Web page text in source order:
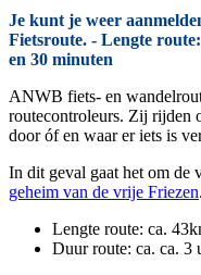
Je kunt je weer
Fietsroute. - Lengte
en 30 minuten
ANWB fiets- en
routecontroleurs. Zij rijden
door óf en waar er iets is
In dit geval gaat het om de
geheim van de vrije Friezen.
Lengte route: ca.
Duur route: ca. ca. 3